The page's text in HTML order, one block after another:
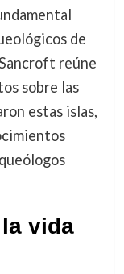
de
reúne
sobre las
estas islas,
vida